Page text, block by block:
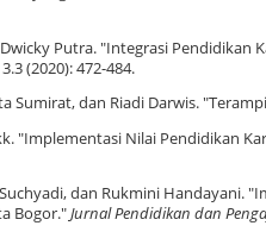
Putra. "Integrasi Pendidikan
3.3 (2020): 472-484.
Sumirat, dan Riadi Darwis.
"Implementasi Nilai Pendidikan
dan Rukmini Handayani.
Bogor."Jurnal Pendidikan dan